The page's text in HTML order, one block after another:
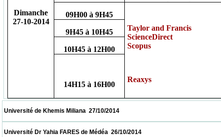
Dimanche
27-10-2014
09H00 à 9H45
Taylor and Francis
ScienceDirect
Scopus
Reaxys
9H45 à 10H45
10H45 à 12H00
14H15 à 16H00
Université de Khemis Miliana  27/10/2014
Université Dr Yahia FARES de Médéa  26/10/2014